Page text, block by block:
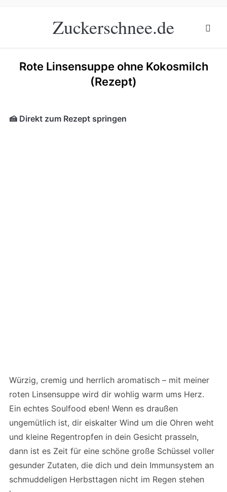
Zuckerschnee.de
Rote Linsensuppe ohne Kokosmilch
(Rezept)
🍰 Direkt zum Rezept springen
Würzig, cremig und herrlich aromatisch – mit meiner
roten Linsensuppe wird dir wohlig warm ums Herz.
Ein echtes Soulfood eben! Wenn es draußen
ungemütlich ist, dir eiskalter Wind um die Ohren weht
und kleine Regentropfen in dein Gesicht prasseln,
dann ist es Zeit für eine schöne große Schüssel voller
gesunder Zutaten, die dich und dein Immunsystem an
schmuddeligen Herbsttagen nicht im Regen stehen